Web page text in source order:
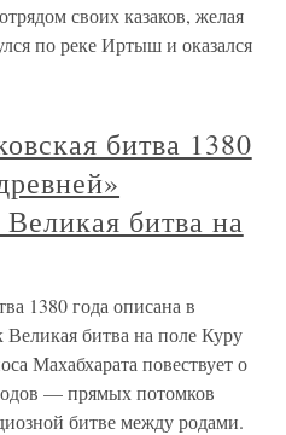
своих казаков, желая
по реке Иртыш и оказался
битва 1380
битва на
1380 года описана в
Великая битва на поле Куру
Махабхарата повествует о
— прямых потомков
битве между родами.